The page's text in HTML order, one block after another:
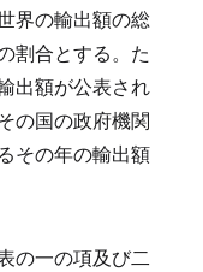
界の輸出額の総
合とする。 た
出額が公表され
の国の政府機関
その年の輸出額
の一の項及び二